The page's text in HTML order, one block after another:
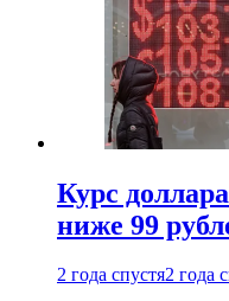
Курс
ниже 99
2 года спустя2 года